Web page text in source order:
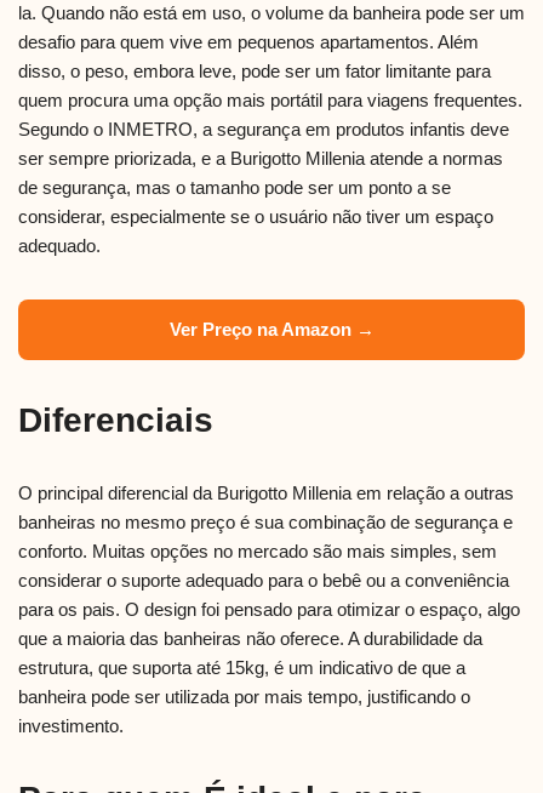
la. Quando não está em uso, o volume da banheira pode ser um
desafio para quem vive em pequenos apartamentos. Além
disso, o peso, embora leve, pode ser um fator limitante para
quem procura uma opção mais portátil para viagens frequentes.
Segundo o INMETRO, a segurança em produtos infantis deve
ser sempre priorizada, e a Burigotto Millenia atende a normas
de segurança, mas o tamanho pode ser um ponto a se
considerar, especialmente se o usuário não tiver um espaço
adequado.
Ver Preço na Amazon →
Diferenciais
O principal diferencial da Burigotto Millenia em relação a outras
banheiras no mesmo preço é sua combinação de segurança e
conforto. Muitas opções no mercado são mais simples, sem
considerar o suporte adequado para o bebê ou a conveniência
para os pais. O design foi pensado para otimizar o espaço, algo
que a maioria das banheiras não oferece. A durabilidade da
estrutura, que suporta até 15kg, é um indicativo de que a
banheira pode ser utilizada por mais tempo, justificando o
investimento.